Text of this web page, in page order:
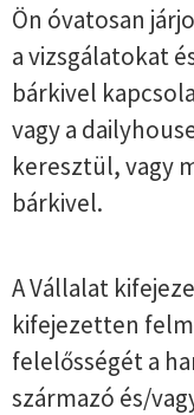
Ön óvatosan
a vizsgálatokat
bárkivel
vagy a
keresztül, vagy
bárkivel.
A Vállalat
kifejezetten
felelősségét a
származó és/